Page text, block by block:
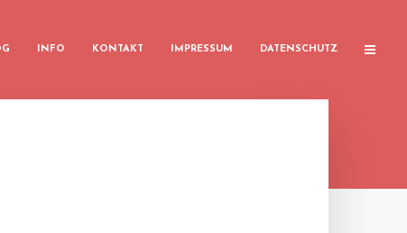
INFO KONTAKT IMPRESSUM DATENSCHUTZ